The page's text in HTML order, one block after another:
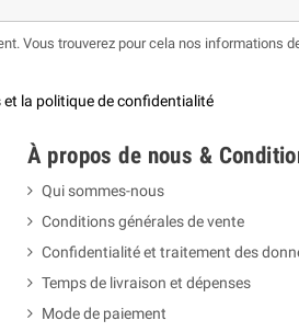
Vous trouverez pour cela nos informations
la politique de confidentialité
À propos de nous &
Qui sommes-nous
Conditions générales de vente
Confidentialité et traitement des
Temps de livraison et dépenses
Mode de paiement